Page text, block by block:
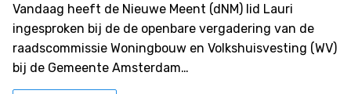
Vandaag heeft de Nieuwe Meent (dNM) lid Lauri
ingesproken bij de de openbare vergadering van de
raadscommissie Woningbouw en Volkshuisvesting (WV)
bij de Gemeente Amsterdam…